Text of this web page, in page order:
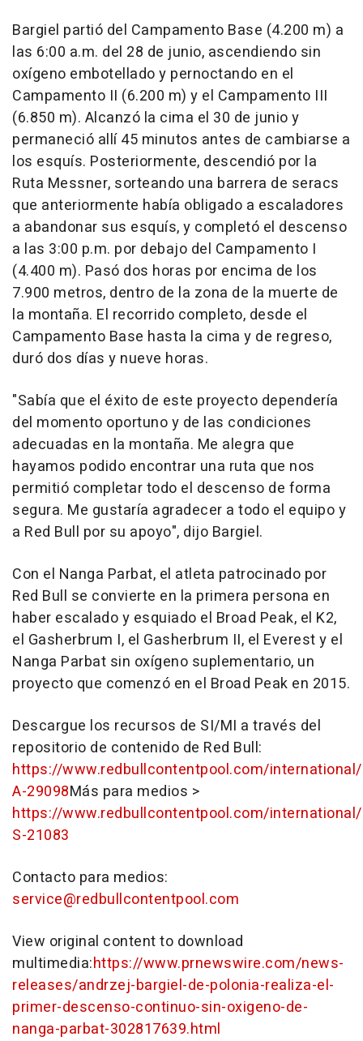
Bargiel partió del Campamento Base (4.200 m) a
las 6:00 a.m. del 28 de junio, ascendiendo sin
oxígeno embotellado y pernoctando en el
Campamento II (6.200 m) y el Campamento III
(6.850 m). Alcanzó la cima el 30 de junio y
permaneció allí 45 minutos antes de cambiarse a
los esquís. Posteriormente, descendió por la
Ruta Messner, sorteando una barrera de seracs
que anteriormente había obligado a escaladores
a abandonar sus esquís, y completó el descenso
a las 3:00 p.m. por debajo del Campamento I
(4.400 m). Pasó dos horas por encima de los
7.900 metros, dentro de la zona de la muerte de
la montaña. El recorrido completo, desde el
Campamento Base hasta la cima y de regreso,
duró dos días y nueve horas.
"Sabía que el éxito de este proyecto dependería
del momento oportuno y de las condiciones
adecuadas en la montaña. Me alegra que
hayamos podido encontrar una ruta que nos
permitió completar todo el descenso de forma
segura. Me gustaría agradecer a todo el equipo y
a Red Bull por su apoyo", dijo Bargiel.
Con el Nanga Parbat, el atleta patrocinado por
Red Bull se convierte en la primera persona en
haber escalado y esquiado el Broad Peak, el K2,
el Gasherbrum I, el Gasherbrum II, el Everest y el
Nanga Parbat sin oxígeno suplementario, un
proyecto que comenzó en el Broad Peak en 2015.
Descargue los recursos de SI/MI a través del
repositorio de contenido de Red Bull:
https://www.redbullcontentpool.com/
A-29098Más para medios >
https://www.redbullcontentpool.com/
S-21083
Contacto para medios:
service@redbullcontentpool.com
View original content to download
multimedia:https://www.prnewswire.com/news-
releases/andrzej-bargiel-de-polonia-realiza-el-
primer-descenso-continuo-sin-oxigeno-de-
nanga-parbat-302817639.html